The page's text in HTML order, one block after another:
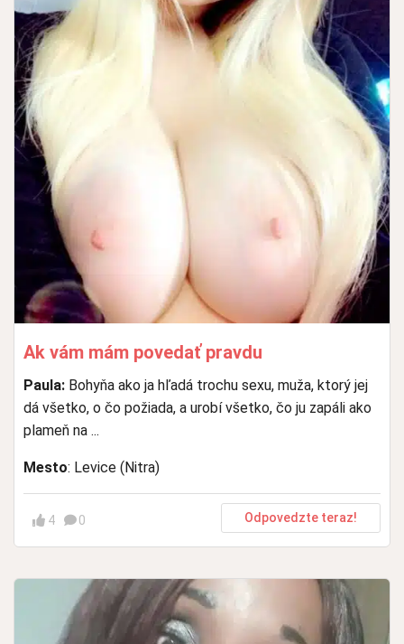
Ak vám mám povedať pravdu
Paula: Bohyňa ako ja hľadá trochu sexu, muža, ktorý jej
dá všetko, o čo požiada, a urobí všetko, čo ju zapáli ako
plameň na ...
Mesto: Levice (Nitra)
4 0 Odpovedzte teraz!